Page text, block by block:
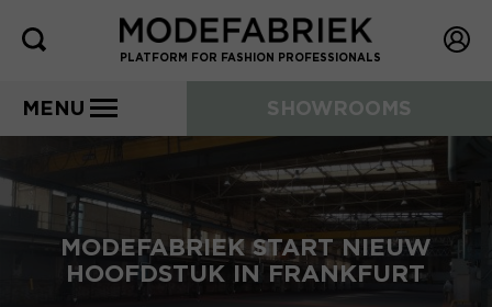
PLATFORM FOR FASHION PROFESSIONALS
MENU SHOWROOMS
MODEFABRIEK START NIEUW
HOOFDSTUK IN FRANKFURT